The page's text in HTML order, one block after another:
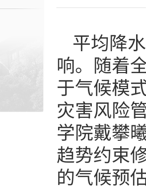
平均降
响。随着
于气候模
灾害风险
学院戴攀
趋势约束
的气候预